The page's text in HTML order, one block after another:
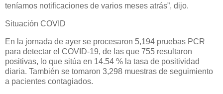
teníamos notificaciones de varios meses atrás”, dijo.
Situación COVID
En la jornada de ayer se procesaron 5,194 pruebas PCR
para detectar el COVID-19, de las que 755 resultaron
positivas, lo que sitúa en 14.54 % la tasa de positividad
diaria. También se tomaron 3,298 muestras de seguimiento
a pacientes contagiados.